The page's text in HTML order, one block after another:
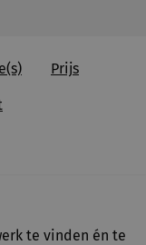
Prijs
te vinden én te